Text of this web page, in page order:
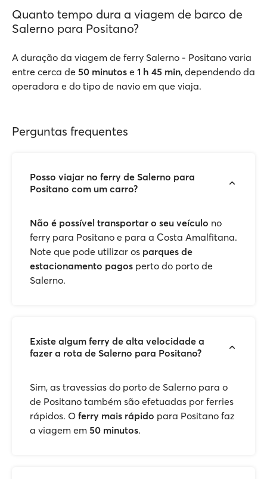
Quanto tempo dura a viagem de barco de
Salerno para Positano?
A duração da viagem de ferry Salerno - Positano varia
entre cerca de 50 minutos e 1 h 45 min, dependendo da
operadora e do tipo de navio em que viaja.
Perguntas frequentes
Posso viajar no ferry de Salerno para
Positano com um carro?
Não é possível transportar o seu veículo no
ferry para Positano e para a Costa Amalfitana.
Note que pode utilizar os parques de
estacionamento pagos perto do porto de
Salerno.
Existe algum ferry de alta velocidade a
fazer a rota de Salerno para Positano?
Sim, as travessias do porto de Salerno para o
de Positano também são efetuadas por ferries
rápidos. O ferry mais rápido para Positano faz
a viagem em 50 minutos.